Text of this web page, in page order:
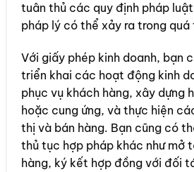
tuân thủ các quy định pháp
pháp lý có thể xảy ra trong quá
Với giấy phép kinh doanh, bạn
triển khai các hoạt động kinh
phục vụ khách hàng, xây dựng
hoặc cung ứng, và thực hiện
thị và bán hàng. Bạn cũng có
thủ tục hợp pháp khác như mở
hàng, ký kết hợp đồng với đối